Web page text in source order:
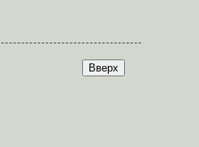
Вверх